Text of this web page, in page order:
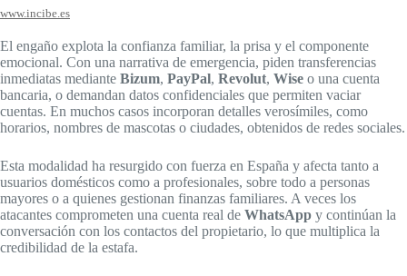
www.incibe.es
El engaño explota la confianza familiar, la prisa y el componente
emocional. Con una narrativa de emergencia, piden transferencias
inmediatas mediante Bizum, PayPal, Revolut, Wise o una cuenta
bancaria, o demandan datos confidenciales que permiten vaciar
cuentas. En muchos casos incorporan detalles verosímiles, como
horarios, nombres de mascotas o ciudades, obtenidos de redes sociales.
Esta modalidad ha resurgido con fuerza en España y afecta tanto a
usuarios domésticos como a profesionales, sobre todo a personas
mayores o a quienes gestionan finanzas familiares. A veces los
atacantes comprometen una cuenta real de WhatsApp y continúan la
conversación con los contactos del propietario, lo que multiplica la
credibilidad de la estafa.